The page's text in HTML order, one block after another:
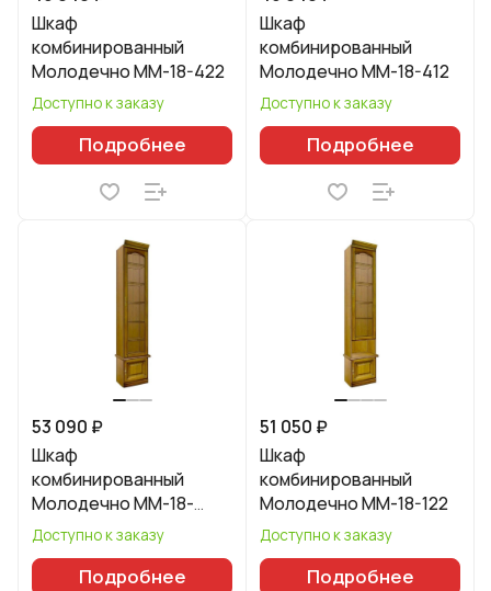
Шкаф
комбинированный
Молодечно ММ-18-422
Доступно к заказу
Подробнее
Шкаф
комбинированный
Молодечно ММ-18-412
Доступно к заказу
Подробнее
53 090 ₽
Шкаф
комбинированный
Молодечно ММ-18-
122/01
Доступно к заказу
Подробнее
51 050 ₽
Шкаф
комбинированный
Молодечно ММ-18-122
Доступно к заказу
Подробнее